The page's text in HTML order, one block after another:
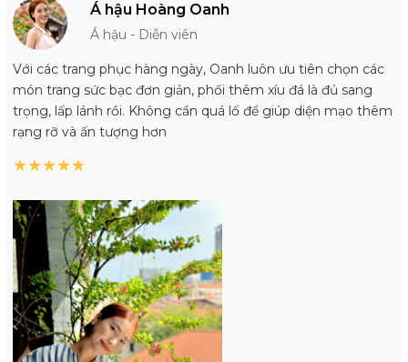
Á hậu Hoàng Oanh
Á hậu - Diễn viên
Với các trang phục hàng ngày, Oanh luôn ưu tiên chọn các
món trang sức bạc đơn giản, phối thêm xíu đá là đủ sang
trọng, lấp lánh rồi. Không cần quá lố để giúp diện mạo thêm
rạng rỡ và ấn tượng hơn
★★★★★